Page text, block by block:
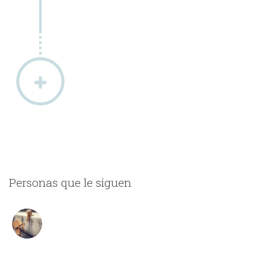
Personas que le siguen